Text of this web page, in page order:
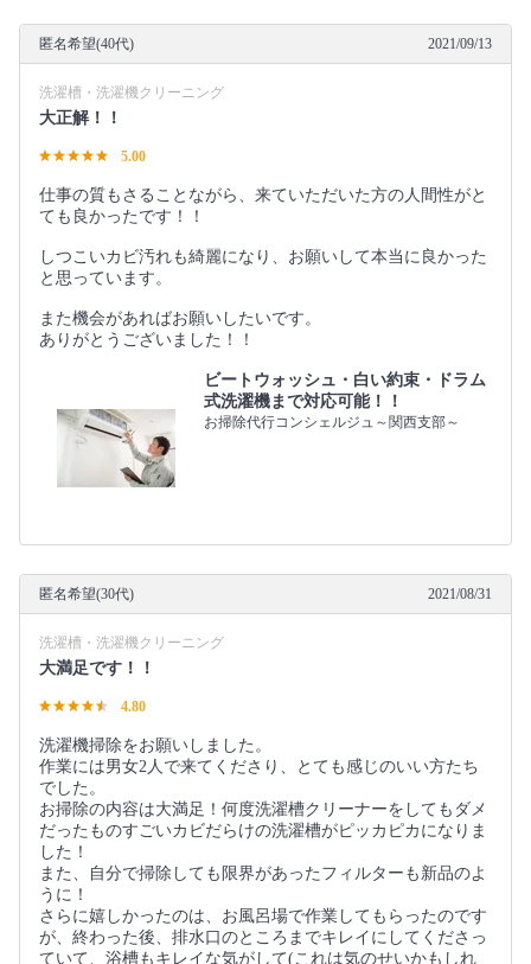
匿名希望(40代) 2021/09/13
洗濯槽・洗濯機クリーニング
大正解！！
5.00
仕事の質もさることながら、来ていただいた方の人間性がと
ても良かったです！！
しつこいカビ汚れも綺麗になり、お願いして本当に良かった
と思っています。
また機会があればお願いしたいです。
ありがとうございました！！
ビートウォッシュ・白い約束・ドラム
式洗濯機まで対応可能！！
お掃除代行コンシェルジュ～関西支部～
匿名希望(30代) 2021/08/31
洗濯槽・洗濯機クリーニング
大満足です！！
4.80
洗濯機掃除をお願いしました。
作業には男女2人で来てくださり、とても感じのいい方たち
でした。
お掃除の内容は大満足！何度洗濯槽クリーナーをしてもダメ
だったものすごいカビだらけの洗濯槽がピッカピカになりま
した！
また、自分で掃除しても限界があったフィルターも新品のよ
うに！
さらに嬉しかったのは、お風呂場で作業してもらったのです
が、終わった後、排水口のところまでキレイにしてくださっ
ていて、浴槽もキレイな気がして(これは気のせいかもしれ